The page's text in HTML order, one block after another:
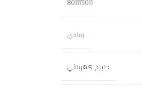
801113011
رمادى
طباخ كهربائي